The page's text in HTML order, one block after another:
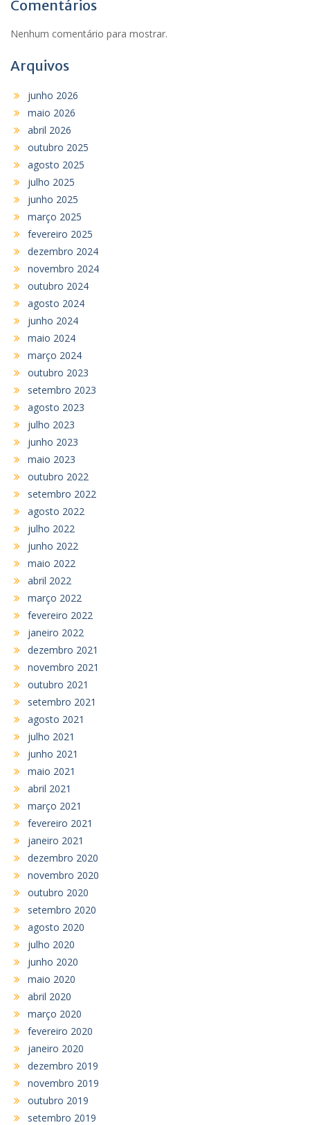
Comentários
Nenhum comentário para mostrar.
Arquivos
junho 2026
maio 2026
abril 2026
outubro 2025
agosto 2025
julho 2025
junho 2025
março 2025
fevereiro 2025
dezembro 2024
novembro 2024
outubro 2024
agosto 2024
junho 2024
maio 2024
março 2024
outubro 2023
setembro 2023
agosto 2023
julho 2023
junho 2023
maio 2023
outubro 2022
setembro 2022
agosto 2022
julho 2022
junho 2022
maio 2022
abril 2022
março 2022
fevereiro 2022
janeiro 2022
dezembro 2021
novembro 2021
outubro 2021
setembro 2021
agosto 2021
julho 2021
junho 2021
maio 2021
abril 2021
março 2021
fevereiro 2021
janeiro 2021
dezembro 2020
novembro 2020
outubro 2020
setembro 2020
agosto 2020
julho 2020
junho 2020
maio 2020
abril 2020
março 2020
fevereiro 2020
janeiro 2020
dezembro 2019
novembro 2019
outubro 2019
setembro 2019